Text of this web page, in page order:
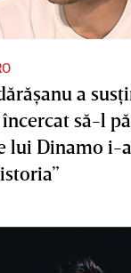
a
să-l
lui Dinamo i-